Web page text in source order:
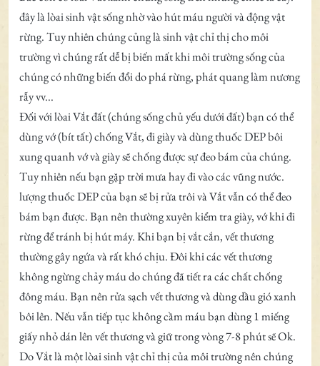
đây là lòai sinh vật sống nhờ vào hút máu người và động vật
rừng. Tuy nhiên chúng củng là sinh vật chỉ thị cho môi
trường vì chúng rất dễ bị biến mất khi môi trường sống của
chúng có những biến đổi do phá rừng, phát quang làm nương
rẫy vv...
Đối với lòai Vắt đất (chúng sống chủ yếu dưới đất) bạn có thể
dùng vớ (bít tất) chống Vắt, đi giày và dùng thuốc DEP bôi
xung quanh vớ và giày sẽ chống được sự đeo bám của chúng.
Tuy nhiên nếu bạn gặp trời mưa hay đi vào các vũng nước.
lượng thuốc DEP của bạn sẽ bị rửa trôi và Vắt vẫn có thể đeo
bám bạn được. Bạn nên thường xuyên kiểm tra giày, vớ khi đi
rừng để tránh bị hút máy. Khi bạn bị vắt cắn, vết thương
thường gây ngứa và rất khó chịu. Đôi khi các vết thương
không ngừng chảy máu do chúng đã tiết ra các chất chống
đông máu. Bạn nên rửa sạch vết thương và dùng dầu gió xanh
bôi lên. Nếu vẫn tiếp tục không cầm máu bạn dùng 1 miếng
giấy nhỏ dán lên vết thương và giữ trong vòng 7-8 phút sẽ Ok.
Do Vắt là một lòai sinh vật chỉ thị của môi trường nên chúng